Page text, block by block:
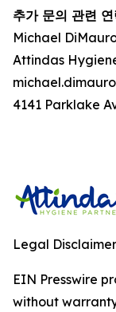
추가 문의 관련
Michael
Attindas
4141 Parklake
Legal
EIN Presswire
without